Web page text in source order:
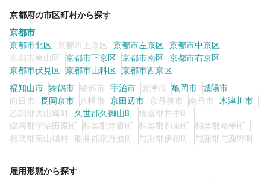
京都府の市区町村から探す
京都市
京都市北区
京都市上京区 京都市左京区 京都市中京区
京都市東山区
京都市下京区 京都市南区 京都市右京区
京都市伏見区 京都市山科区 京都市西京区
福知山市 舞鶴市 綾部市 宇治市 宮津市 亀岡市 城陽市
向日市
長岡京市 八幡市 京田辺市 京丹後市 南丹市
木津川市
乙訓郡大山崎町
久世郡久御山町 綴喜郡井手町
綴喜郡宇治田原町
相楽郡笠置町 相楽郡和束町
相楽郡精華町
相楽郡南山城村
船井郡京丹波町 与謝郡伊根町 与謝郡与謝野町
雇用形態から探す